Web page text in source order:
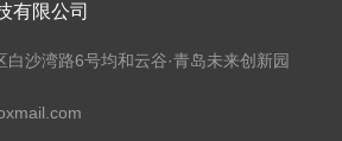
有限公司
白沙湾路6号均和云谷·青岛未来创新园